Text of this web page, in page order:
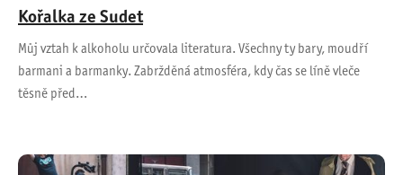
Kořalka ze Sudet
Můj vztah k alkoholu určovala literatura. Všechny ty bary, moudří
barmani a barmanky. Zabržděná atmosféra, kdy čas se líně vleče
těsně před…